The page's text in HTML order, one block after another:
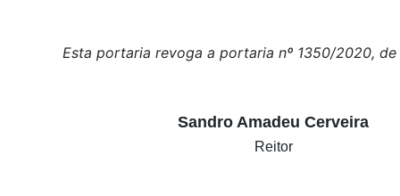
Esta portaria revoga a portaria nº 1350/2020,
Sandro Amadeu Cerveira
Reitor